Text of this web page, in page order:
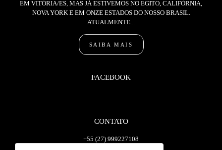
EM VITÓRIA/ES, MAS JÁ ESTIVEMOS NO EGITO, CALIFÓRNIA,
NOVA YORK E EM ONZE ESTADOS DO NOSSO BRASIL.
ATUALMENTE...
SAIBA MAIS
FACEBOOK
CONTATO
+55 (27) 999227108